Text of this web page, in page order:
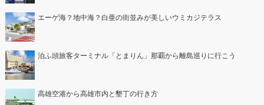
エーゲ海？地中海？白亜の街並みが美しいウミカジテラス
泊ふ頭旅客ターミナル「とまりん」那覇から離島巡りに行こう
高雄空港から高雄市内と墾丁の行き方